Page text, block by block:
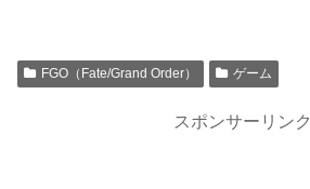
FGO（Fate/Grand Order） ゲーム
スポンサーリンク